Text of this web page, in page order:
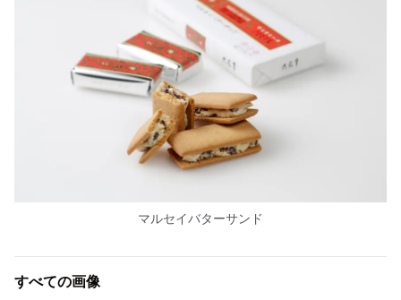
マルセイバターサンド
すべての画像